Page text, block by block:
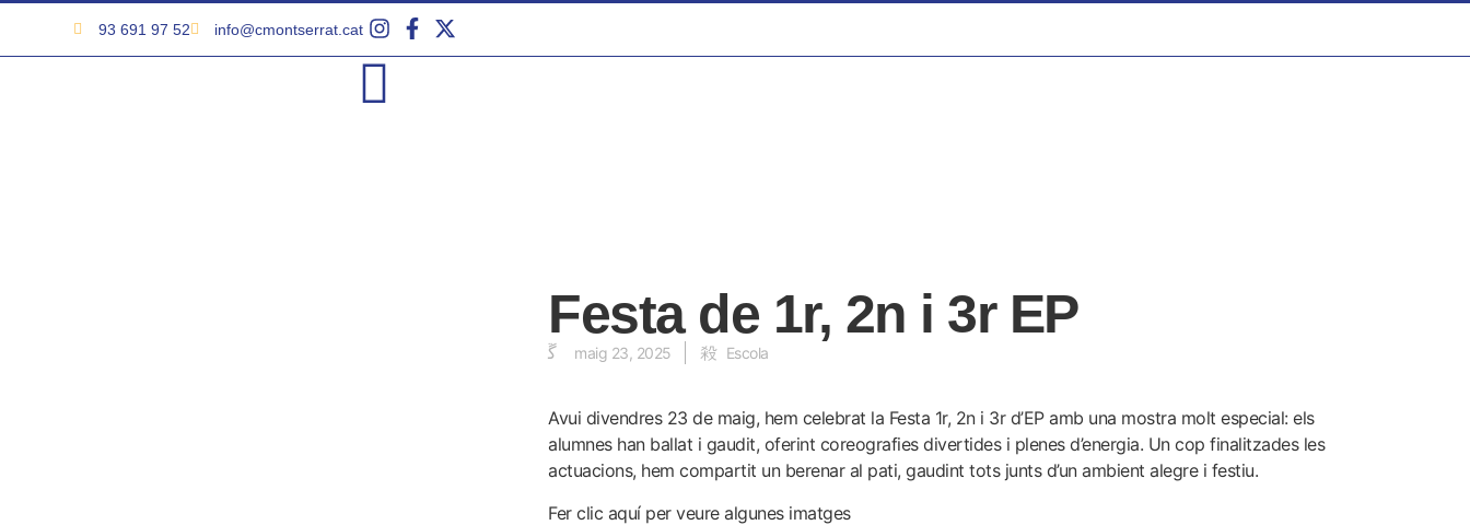
93 691 97 52 info@cmontserrat.cat
Festa de 1r, 2n i 3r EP
maig 23, 2025 Escola
Avui divendres 23 de maig, hem celebrat la Festa 1r, 2n i 3r d’EP amb una mostra molt especial: els
alumnes han ballat i gaudit, oferint coreografies divertides i plenes d’energia. Un cop finalitzades les
actuacions, hem compartit un berenar al pati, gaudint tots junts d’un ambient alegre i festiu.
Fer clic aquí per veure algunes imatges